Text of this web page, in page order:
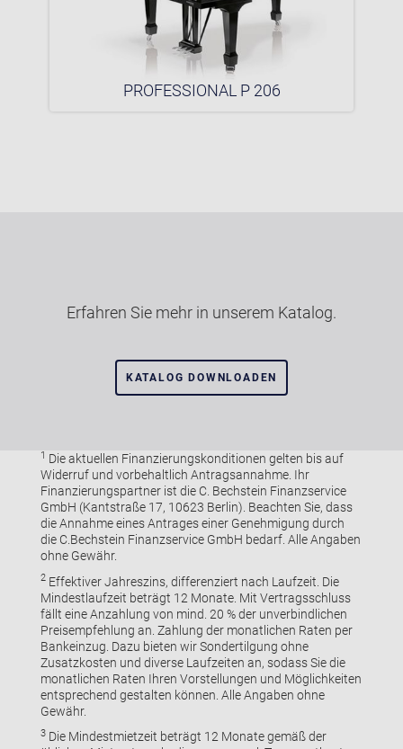
PROFESSIONAL P 206
Erfahren Sie mehr in unserem Katalog.
KATALOG DOWNLOADEN
1 Die aktuellen Finanzierungskonditionen gelten bis auf
Widerruf und vorbehaltlich Antragsannahme. Ihr
Finanzierungspartner ist die C. Bechstein Finanzservice
GmbH (Kantstraße 17, 10623 Berlin). Beachten Sie, dass
die Annahme eines Antrages einer Genehmigung durch
die C.Bechstein Finanzservice GmbH bedarf. Alle Angaben
ohne Gewähr.
2Effektiver Jahreszins, differenziert nach Laufzeit. Die
Mindestlaufzeit beträgt 12 Monate. Mit Vertragsschluss
fällt eine Anzahlung von mind. 20 % der unverbindlichen
Preisempfehlung an. Zahlung der monatlichen Raten per
Bankeinzug. Dazu bieten wir Sondertilgung ohne
Zusatzkosten und diverse Laufzeiten an, sodass Sie die
monatlichen Raten Ihren Vorstellungen und Möglichkeiten
entsprechend gestalten können. Alle Angaben ohne
Gewähr.
3Die Mindestmietzeit beträgt 12 Monate gemäß der